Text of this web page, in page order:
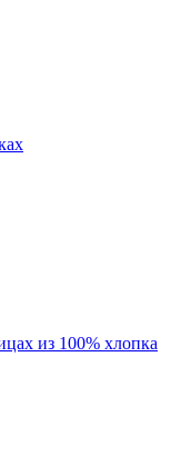
из 100% хлопка